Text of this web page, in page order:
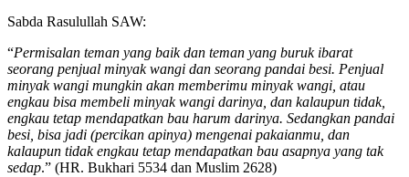
Sabda Rasulullah SAW:
“Permisalan teman yang baik dan teman yang buruk ibarat
seorang penjual minyak wangi dan seorang pandai besi. Penjual
minyak wangi mungkin akan memberimu minyak wangi, atau
engkau bisa membeli minyak wangi darinya, dan kalaupun tidak,
engkau tetap mendapatkan bau harum darinya. Sedangkan pandai
besi, bisa jadi (percikan apinya) mengenai pakaianmu, dan
kalaupun tidak engkau tetap mendapatkan bau asapnya yang tak
sedap.” (HR. Bukhari 5534 dan Muslim 2628)